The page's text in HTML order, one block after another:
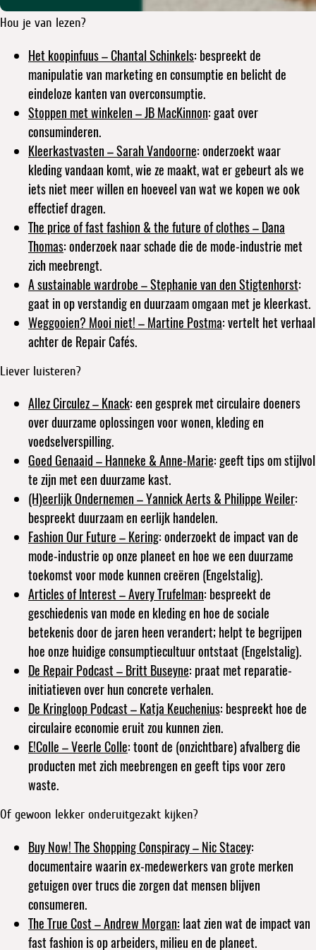
Hou je van lezen?
Het koopinfuus– Chantal Schinkels: bespreekt de
manipulatie van marketing en consumptie en belicht de
eindeloze kanten van overconsumptie.
Stoppen met winkelen – JB MacKinnon: gaat over
consuminderen.
Kleerkastvasten – Sarah Vandoorne: onderzoekt waar
kleding vandaan komt, wie ze maakt, wat er gebeurt als we
iets niet meer willen en hoeveel van wat we kopen we ook
effectief dragen.
The price of fast fashion & the future of clothes– Dana
Thomas: onderzoek naar schade die de mode-industrie met
zich meebrengt.
A sustainable wardrobe – Stephanie van den Stigtenhorst:
gaat in op verstandig en duurzaam omgaan met je kleerkast.
Weggooien? Mooi niet! – Martine Postma: vertelt het verhaal
achter de Repair Cafés.
Liever luisteren?
Allez Circulez– Knack: een gesprek met circulaire doeners
over duurzame oplossingen voor wonen, kleding en
voedselverspilling.
Goed Genaaid – Hanneke & Anne-Marie: geeft tips om stijlvol
te zijn met een duurzame kast.
(H)eerlijk Ondernemen – Yannick Aerts & Philippe Weiler:
bespreekt duurzaam en eerlijk handelen.
Fashion Our Future – Kering: onderzoekt de impact van de
mode-industrie op onze planeet en hoe we een duurzame
toekomst voor mode kunnen creëren (Engelstalig).
Articles of Interest – Avery Trufelman: bespreekt de
geschiedenis van mode en kleding en hoe de sociale
betekenis door de jaren heen verandert; helpt te begrijpen
hoe onze huidige consumptiecultuur ontstaat (Engelstalig).
De Repair Podcast – Britt Buseyne: praat met reparatie-
initiatieven over hun concrete verhalen.
De Kringloop Podcast – Katja Keuchenius: bespreekt hoe de
circulaire economie eruit zou kunnen zien.
E!Colle – Veerle Colle: toont de (onzichtbare) afvalberg die
producten met zich meebrengen en geeft tips voor zero
waste.
Of gewoon lekker onderuitgezakt kijken?
Buy Now! The Shopping Conspiracy– Nic Stacey:
documentaire waarin ex-medewerkers van grote merken
getuigen over trucs die zorgen dat mensen blijven
consumeren.
The True Cost – Andrew Morgan: laat zien wat de impact van
fast fashion is op arbeiders, milieu en de planeet.